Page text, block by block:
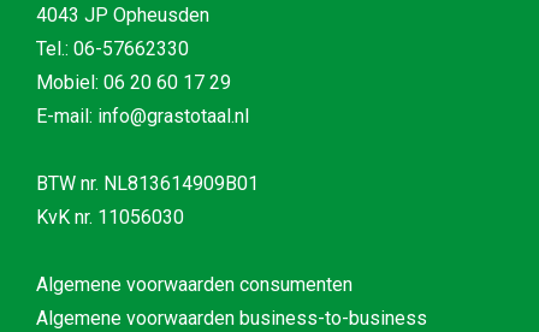
4043 JP Opheusden
Tel.: 06-57662330
Mobiel: 06 20 60 17 29
E-mail: info@grastotaal.nl
BTW nr. NL813614909B01
KvK nr. 11056030
Algemene voorwaarden consumenten
Algemene voorwaarden business-to-business